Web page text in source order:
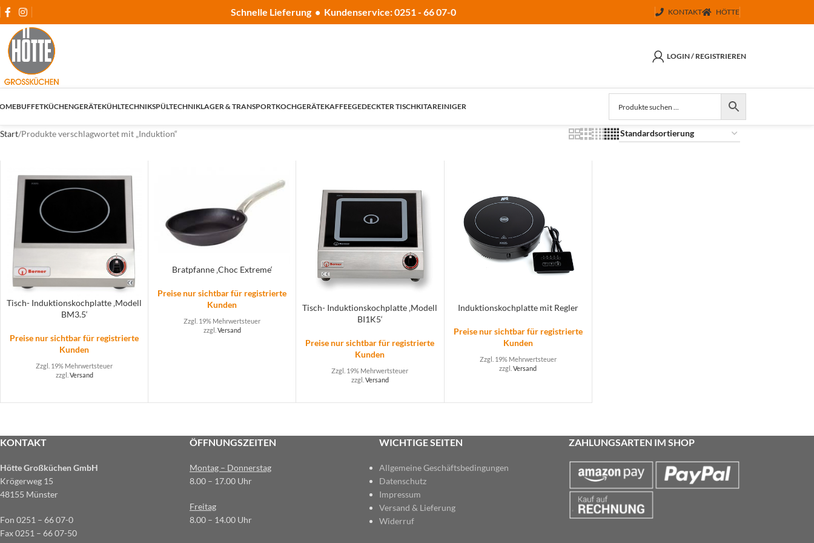
Schnelle Lieferung • Kundenservice: 0251 - 66 07-0 KONTAKT HÖTTE
LOGIN / REGISTRIEREN
BUFFETKÜCHENGERÄTEKÜHLTECHNIKSPÜLTECHNIKLAGER & TRANSPORTKOCHGERÄTEKAFFEEGEDECKTER TISCHKITAREINIGER
Start Produkte verschlagwortet mit „Induktion“
Tisch- Induktionskochplatte ‚Modell
BM3.5‘
Preise nur sichtbar für registrierte
Kunden
Zzgl. 19% Mehrwertsteuer
zzgl. Versand
Bratpfanne ‚Choc Extreme‘
Preise nur sichtbar für registrierte
Kunden
Zzgl. 19% Mehrwertsteuer
zzgl. Versand
Tisch- Induktionskochplatte ‚Modell
BI1K5‘
Preise nur sichtbar für registrierte
Kunden
Zzgl. 19% Mehrwertsteuer
zzgl. Versand
Induktionskochplatte mit Regler
Preise nur sichtbar für registrierte
Kunden
Zzgl. 19% Mehrwertsteuer
zzgl.Versand
KONTAKT
Hötte Großküchen GmbH
Krögerweg 15
48155 Münster
Fon 0251 – 66 07-0
Fax 0251 – 66 07-50
ÖFFNUNGSZEITEN
Montag – Donnerstag
8.00 – 17.00 Uhr
Freitag
8.00 – 14.00 Uhr
WICHTIGE SEITEN
Allgemeine Geschäftsbedingungen
Datenschutz
Impressum
Versand & Lieferung
Widerruf
ZAHLUNGSARTEN IM SHOP